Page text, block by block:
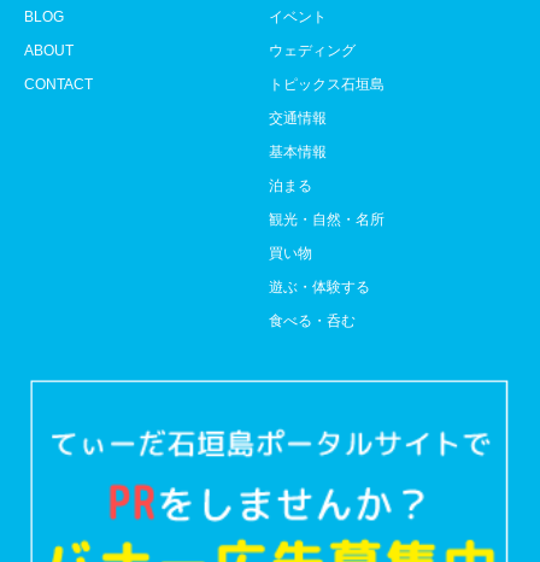
BLOG
ABOUT
CONTACT
イベント
ウェディング
トピックス石垣島
交通情報
基本情報
泊まる
観光・自然・名所
買い物
遊ぶ・体験する
食べる・呑む